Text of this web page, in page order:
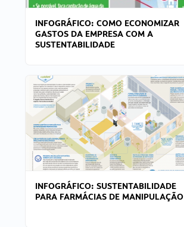
INFOGRÁFICO: COMO ECONOMIZAR
GASTOS DA EMPRESA COM A
SUSTENTABILIDADE
INFOGRÁFICO: SUSTENTABILIDADE
PARA FARMÁCIAS DE MANIPULAÇÃO